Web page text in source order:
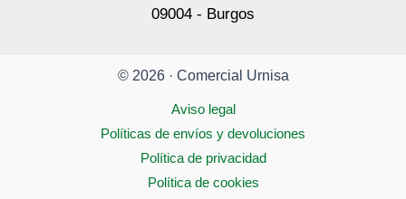
09004 - Burgos
© 2026 · Comercial Urnisa
Aviso legal
Políticas de envíos y devoluciones
Política de privacidad
Política de cookies